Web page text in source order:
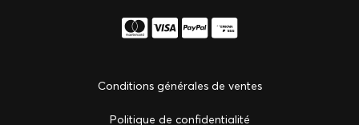
Conditions générales de ventes
Politique de confidentialité